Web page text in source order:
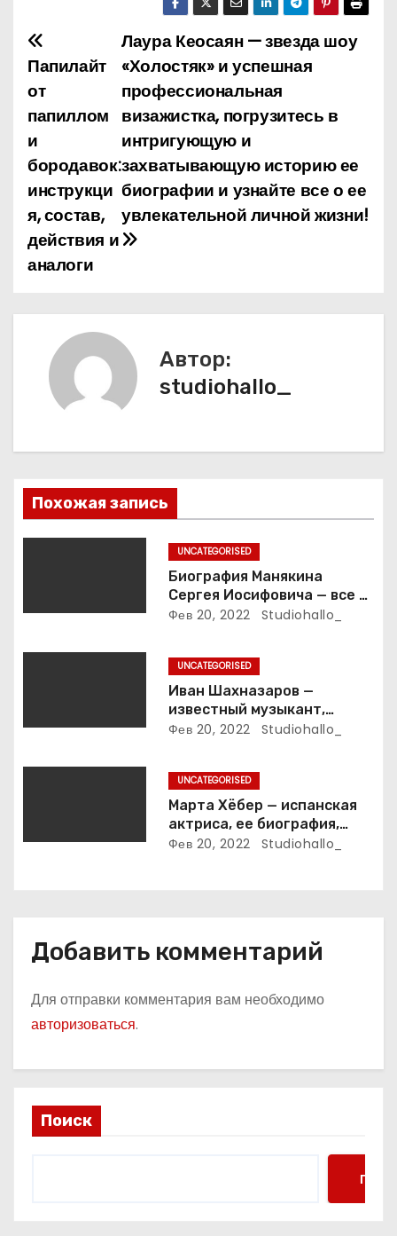
Н
а
в
и
г
а
ц
и
з
а
п
с
я
Лаура Кеосаян — звезда шоу
«Холостяк» и успешная
профессиональная
визажистка, погрузитесь в
интригующую и
захватывающую историю ее
биографии и узнайте все о ее
увлекательной личной жизни!
Папилайт
от
папиллом
и
бородавок:
инструкци
я, состав,
действия и
аналоги
Автор:
studiohallo_
Похожая запись
UNCATEGORISED
Биография Манякина
Сергея Иосифовича — все о
ветеране футбола России!
Фев 20, 2022 Studiohallo_
UNCATEGORISED
Иван Шахназаров —
известный музыкант,
композитор и продюсер —
Фев 20, 2022 Studiohallo_
UNCATEGORISED
Марта Хёбер — испанская
актриса, ее биография,
фото и интересные факты,
Фев 20, 2022 Studiohallo_
Добавить комментарий
Для отправки комментария вам необходимо
авторизоваться.
Поиск
Поиск